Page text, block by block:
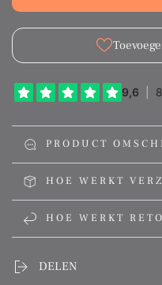
PRODUCT
HOE WERKT
HOE WERKT
DELEN